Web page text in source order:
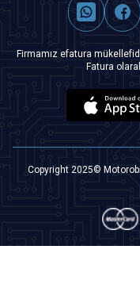
Firmamız efatura
Fatura
Copyright 2025©